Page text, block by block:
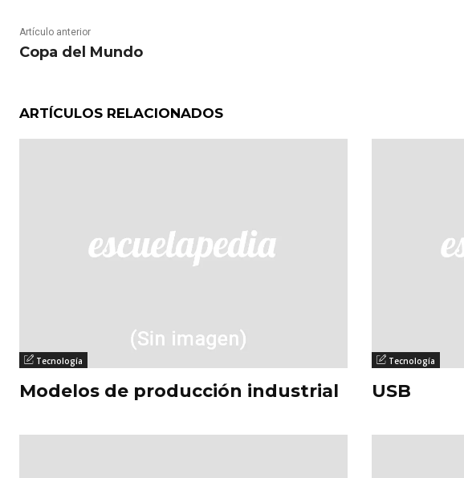
Artículo anterior
Copa del Mundo
ARTÍCULOS RELACIONADOS
Tecnología
Modelos de producción industrial
Tecnología
USB